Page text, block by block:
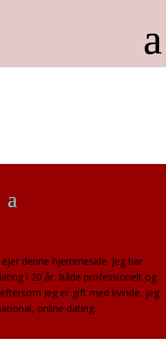
denne hjemmeside. Jeg har
i 20 år, både professionelt og
jeg er gift med kvinde, jeg
online dating.